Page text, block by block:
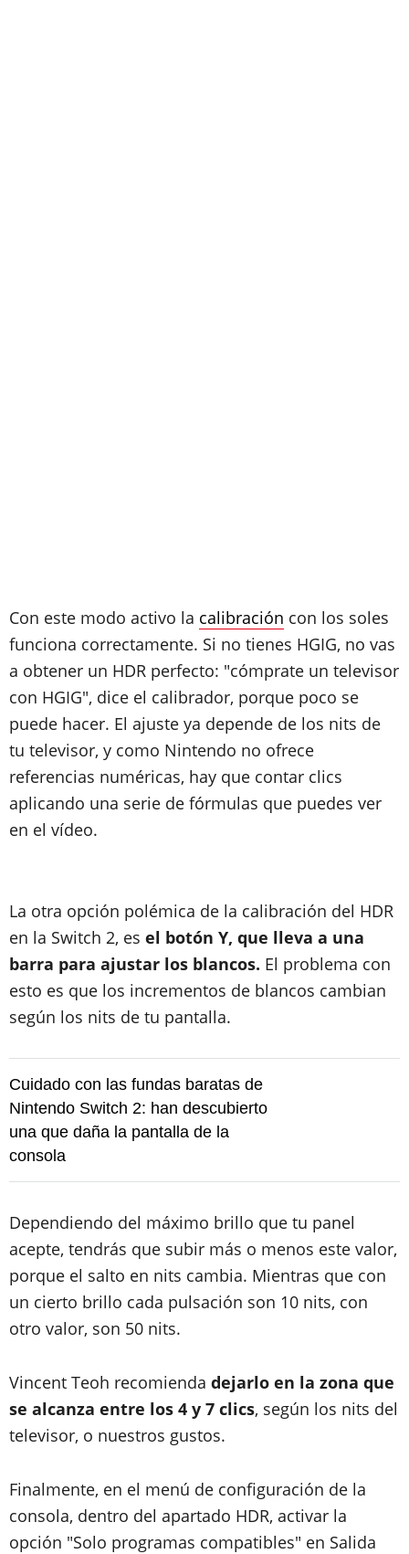
Con este modo activo la calibración con los soles
funciona correctamente. Si no tienes HGIG, no vas
a obtener un HDR perfecto: "cómprate un televisor
con HGIG", dice el calibrador, porque poco se
puede hacer. El ajuste ya depende de los nits de
tu televisor, y como Nintendo no ofrece
referencias numéricas, hay que contar clics
aplicando una serie de fórmulas que puedes ver
en el vídeo.
La otra opción polémica de la calibración del HDR
en la Switch 2, es el botón Y, que lleva a una
barra para ajustar los blancos. El problema con
esto es que los incrementos de blancos cambian
según los nits de tu pantalla.
Cuidado con las fundas baratas de
Nintendo Switch 2: han descubierto
una que daña la pantalla de la
consola
Dependiendo del máximo brillo que tu panel
acepte, tendrás que subir más o menos este valor,
porque el salto en nits cambia. Mientras que con
un cierto brillo cada pulsación son 10 nits, con
otro valor, son 50 nits.
Vincent Teoh recomienda dejarlo en la zona que
se alcanza entre los 4 y 7 clics, según los nits del
televisor, o nuestros gustos.
Finalmente, en el menú de configuración de la
consola, dentro del apartado HDR, activar la
opción "Solo programas compatibles" en Salida